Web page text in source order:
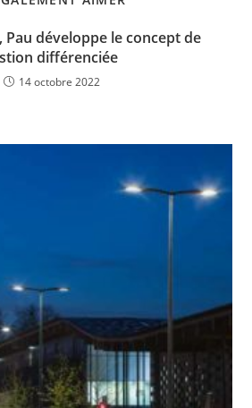
Pau développe le concept de
différenciée
14 octobre 2022